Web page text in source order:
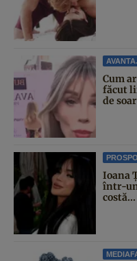
Cum
făcut
de
Ioana
într-un
costă...